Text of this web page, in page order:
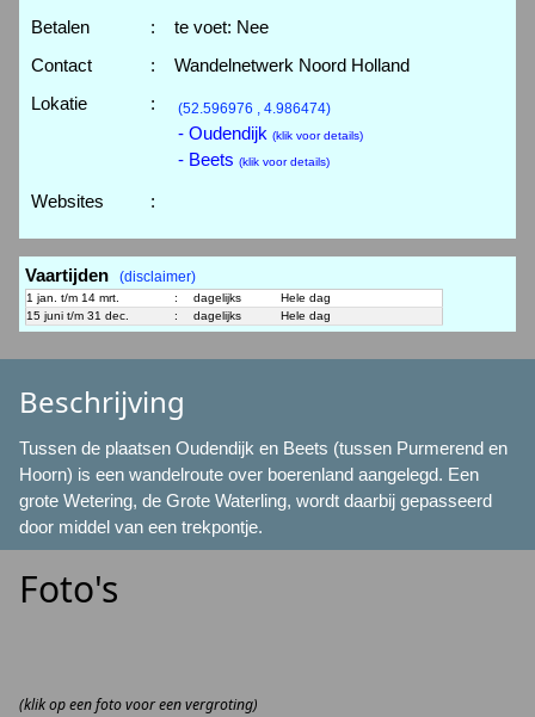
Betalen
:
te voet: Nee
Contact
:
Wandelnetwerk Noord Holland
Lokatie
: (52.596976 , 4.986474)
- Oudendijk (klik voor details)
- Beets (klik voor details)
Websites :
Vaartijden (disclaimer)
1 jan. t/m 14 mrt. : dagelijks
Hele dag
15 juni t/m 31 dec.
: dagelijks Hele dag
Beschrijving
Tussen de plaatsen Oudendijk en Beets (tussen Purmerend en
Hoorn) is een wandelroute over boerenland aangelegd. Een
grote Wetering, de Grote Waterling, wordt daarbij gepasseerd
door middel van een trekpontje.
Foto's
(klik op een foto voor een vergroting)